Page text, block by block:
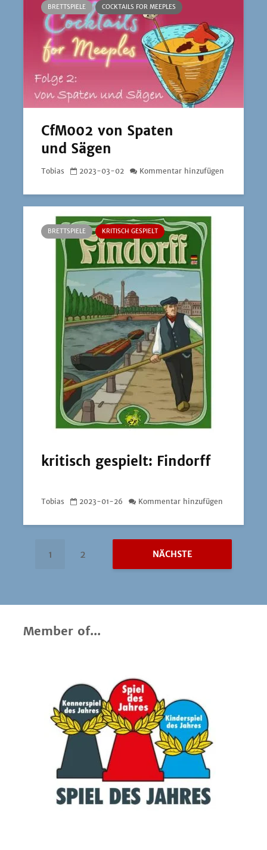
BRETTSPIELE COCKTAILS FOR MEEPLES
CfM002 von Spaten
und Sägen
Tobias 2023-03-02 Kommentar hinzufügen
BRETTSPIELE KRITISCH GESPIELT
kritisch gespielt: Findorff
Tobias 2023-01-26 Kommentar hinzufügen
1 2 NÄCHSTE
Member of...